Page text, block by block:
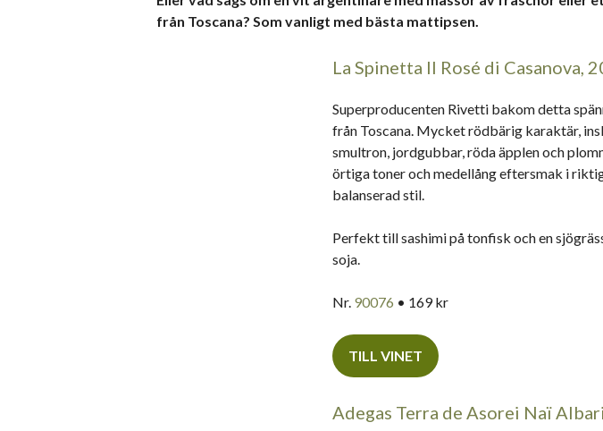
från Toscana? Som vanligt med bästa mattipsen.
La Spinetta Il Rosé di Casanova,
Superproducenten Rivetti bakom detta
från Toscana. Mycket rödbärig karaktär,
smultron, jordgubbar, röda äpplen och
örtiga toner och medellång eftersmak i
balanserad stil.
Perfekt till sashimi på tonfisk och en
soja.
Nr. 90076 • 169 kr
TILL VINET
Adegas Terra de Asorei Naï